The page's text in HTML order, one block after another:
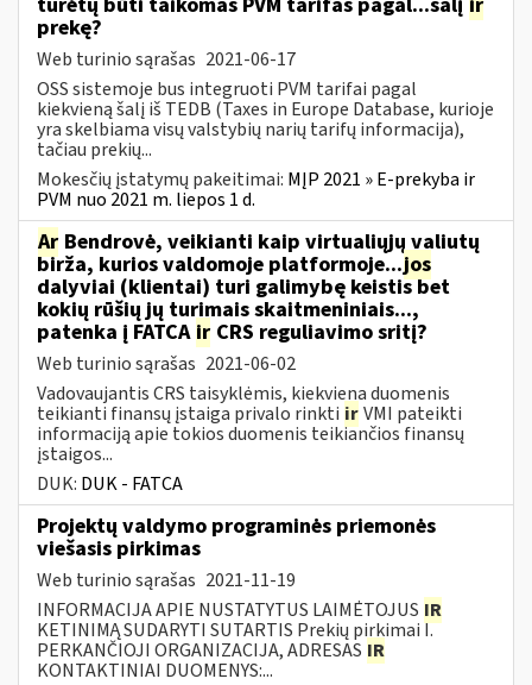
prekę?
Web turinio sąrašas 2021-06-17
OSS sistemoje bus integruoti PVM tarifai pagal
kiekvieną šalį iš TEDB (Taxes in Europe Database, kurioje
yra skelbiama visų valstybių narių tarifų informacija),
tačiau prekių...
Mokesčių įstatymų pakeitimai: MĮP 2021 » E-prekyba ir
PVM nuo 2021 m. liepos 1 d.
Ar Bendrovė, veikianti kaip virtualiųjų valiutų
birža, kurios valdomoje platformoje...jos
dalyviai (klientai) turi galimybę keistis bet
kokių rūšių jų turimais skaitmeniniais...,
patenka į FATCA ir CRS reguliavimo sritį?
Web turinio sąrašas 2021-06-02
Vadovaujantis CRS taisyklėmis, kiekviena duomenis
teikianti finansų įstaiga privalo rinkti irVMI pateikti
informaciją apie tokios duomenis teikiančios finansų
įstaigos...
DUK: DUK - FATCA
Projektų valdymo programinės priemonės
viešasis pirkimas
Web turinio sąrašas 2021-11-19
INFORMACIJA APIE NUSTATYTUS LAIMĖTOJUS IR
KETINIMĄ SUDARYTI SUTARTIS Prekių pirkimai I.
PERKANČIOJI ORGANIZACIJA, ADRESAS IR
KONTAKTINIAI DUOMENYS:...